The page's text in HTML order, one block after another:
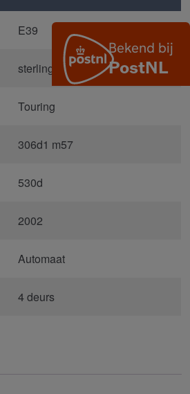
E39
sterling grau metallic 472/7
Touring
306d1 m57
530d
2002
Automaat
4 deurs